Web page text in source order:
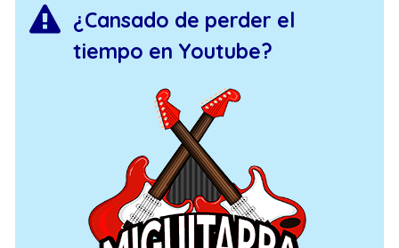
¿Cansado de perder el
tiempo en Youtube?